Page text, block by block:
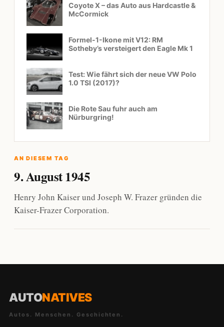
Coyote X – das Auto aus Hardcastle &
McCormick
Formel-1-Ikone mit V12: RM
Sotheby’s versteigert den Eagle Mk 1
Test: Wie fährt sich der neue VW Polo
1.0 TSI (2017)?
Die Rote Sau fuhr auch am
Nürburgring!
AN DIESEM TAG
9. August 1945
Henry John Kaiser und Joseph W. Frazer gründen die
Kaiser-Frazer Corporation.
AUTONATIVES
Autos. Menschen. Geschichten.